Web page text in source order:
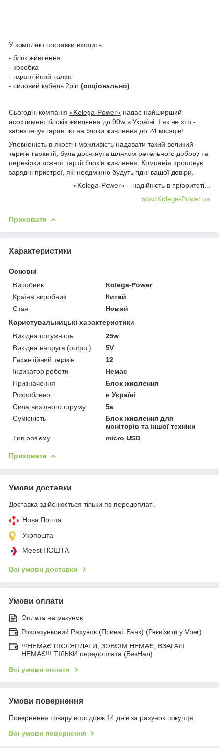
У комплект поставки входить:
- блок живлення
- коробка
- гарантійний талон
- силовий кабель 2pin (опціонально)
Сьогодні компанія «Kolega-Power» надає найширший
асортимент блоків живлення до 90w в Україні. І як не хто -
забезпечує гарантію на блоки живлення до 24 місяців!
Упевненість в якості і можливість надавати такий великий
термін гарантії, була досягнута шляхом ретельного добору та
перевірки кожної партії блоків живлення. Компанія пропонує
зарядні пристрої, які неодмінно будуть гідні вашої довіри.
«Kolega-Power» – надійність в пріоритеті...
www.Kolega-Power.ua
Приховати
Характеристики
Основні
Виробник
Kolega-Power
Країна виробник
Китай
Стан
Новий
Користувальницькі характеристики
Вихідна потужність
25w
Вихідна напруга (output)
5V
Гарантійний термін
12
Індикатор роботи
Немає
Призначення
Блок живлення
Розроблено:
в Україні
Сила вихідного струму
5a
Сумісність
Блок живлення для
моніторів та іншої техніки
Тип роз'єму
micro USB
Приховати
Умови доставки
Доставка здійснюється тільки по передоплаті.
Нова Пошта
Укрпошта
Meest ПОШТА
Всі умови доставки
Умови оплати
Оплата на рахунок
Розрахунковий Рахунок (Приват Банк) (Реквізити у Vber)
!!!НЕМАЄ ПІСЛЯПЛАТИ, ЗОВСІМ НЕМАЄ, ВЗАГАЛІ
НЕМАЄ!!! ТІЛЬКИ передоплата (БезНал)
Всі умови оплати
Умови повернення
Повернення товару впродовж 14 днів за рахунок покупця
Всі умови повернення